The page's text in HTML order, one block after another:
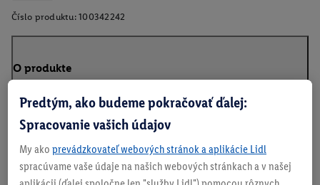
Číslo produktu: 100342242
O produkte
Predtým, ako budeme pokračovať ďalej:
Spracovanie vašich údajov
My ako prevádzkovateľ webových stránok a aplikácie Lidl
spracúvame vaše údaje na našich webových stránkach a v našej